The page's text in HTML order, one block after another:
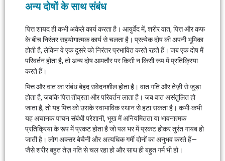
अन्य दोषों के साथ संबंध
पित्त शायद ही कभी अकेले कार्य करता है। आयुर्वेद में, शरीर वात, पित्त और कफ
के बीच निरंतर सहयोगात्मक कार्य से चलता है। प्रत्येक दोष की अपनी भूमिका
होती है, लेकिन वे एक दूसरे को निरंतर प्रभावित करते रहते हैं। जब एक दोष में
परिवर्तन होता है, तो अन्य दोष आमतौर पर किसी न किसी रूप में प्रतिक्रिया
करते हैं।
पित्त और वात का संबंध बेहद संवेदनशील होता है। वात गति और तेज़ी से जुड़ा
होता है, जबकि पित्त तीव्रता और परिवर्तन लाता है। जब वात असंतुलित हो
जाता है, तो यह पित्त को उसके स्वाभाविक स्थान से हटा सकता है। कभी-कभी
यह अचानक पाचन संबंधी परेशानी, भूख में अनियमितता या भावनात्मक
प्रतिक्रिया के रूप में प्रकट होता है जो पल भर में प्रकट होकर तुरंत गायब हो
जाती है। लोग अक्सर बेचैनी और अत्यधिक गर्मी दोनों का अनुभव करते हैं—
जैसे शरीर बहुत तेज़ गति से चल रहा हो और साथ ही बहुत गर्म भी हो।